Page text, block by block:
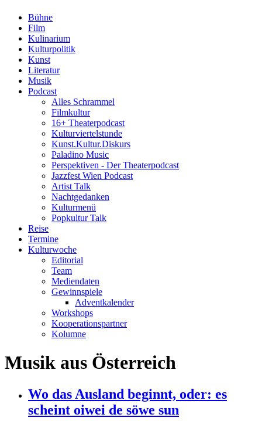
Bühne
Film
Kulinarium
Kulturpolitik
Kunst
Literatur
Musik
Podcast
Alles Schrammel
Filmkultur
16+ Theaterpodcast
Kulturviertelstunde
Kunst.Kultur.Diskurs
Paladino Music
Perspektiven - Der Theaterpodcast
Jazzfest Wien Podcast
Artist Talk
Nachtgedanken
Kulturmenü
Popkultur Talk
Reise
Termine
Kulturwoche
Editorial
Team
Mediendaten
Gewinnspiele
Adventkalender
Workshops
Kooperationspartner
Kolumne
Musik aus Österreich
Wo das Ausland beginnt, oder: es
scheint oiwei de söwe sun